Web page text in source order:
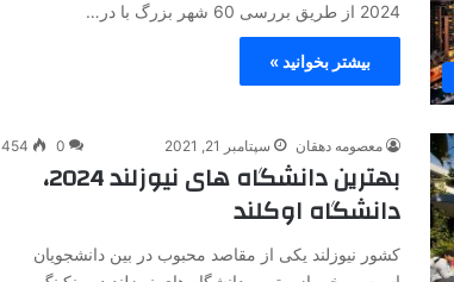
2024 از طریق بررسی 60 شهر بزرگ با در…
بیشتر بخوانید »
معصومه دهقان سپتامبر 21, 2021 0
454
بهترین دانشگاه های نیوزلند 2024،
دانشگاه اوکلند
کشور نیوزلند یکی از مقاصد محبوب در بین دانشجویان